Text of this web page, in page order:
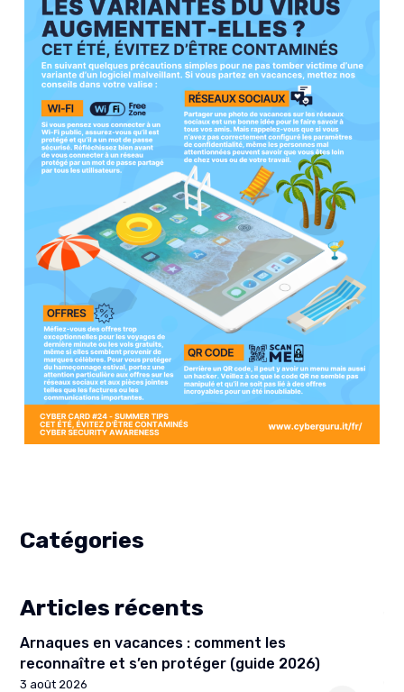
Catégories
Articles récents
Arnaques en vacances : comment les
reconnaître et s’en protéger (guide 2026)
3 août 2026